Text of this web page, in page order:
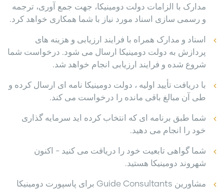
مدارک با الزامات دولت دومینیکا، جهت جمع آوری، ترجمه
و رسمی سازی اسناد مورد نیاز با شما همکاری خواهد کرد.
اسناد و مدارک همراه با فرایند ارزیابی و هزینه های
پردازش به دولت دومینیکا ارسال می شود. درخواست شما
شروع شده و فرایند ارزیابی انجام خواهد شد.
با دریافت تأیید اولیه ، دولت دومینیکا نامه ای ارسال کرده و
طی آن مبالغ باقی مانده را درخواست می کند.
شما طبق برنامه ای که انتخاب کرده اید سرمایه گذاری
خود را انجام می دهید.
شما گواهی تابعیت خود را دریافت می کنید - اکنون
شهروند دومینیکا هستید.
مشاورین Guide Consultants برای پاسپورت دومینیکا